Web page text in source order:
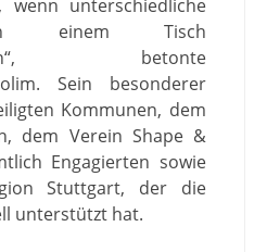
wenn unterschiedliche
einem Tisch
betonte
Sein besonderer
Kommunen, dem
dem Verein Shape &
Engagierten sowie
Stuttgart, der die
unterstützt hat.